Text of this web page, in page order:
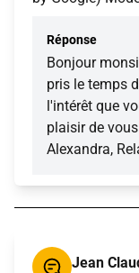
Réponse
Bonjour
pris le temps
l'intérêt que
plaisir de
Alexandra,
Jean